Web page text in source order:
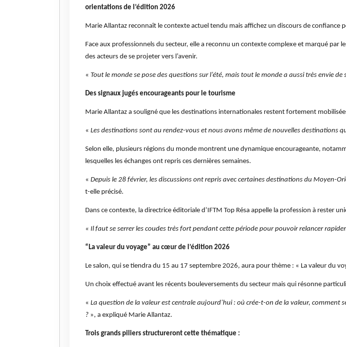
orientations de l’édition 2026
Marie Allantaz reconnaît le contexte actuel tendu mais affichez un discours de confiance
Face aux professionnels du secteur, elle a reconnu un contexte complexe et marqué par
des acteurs de se projeter vers l’avenir.
« Tout le monde se pose des questions sur l’été, mais tout le monde a aussi très envie
Des signaux jugés encourageants pour le tourisme
Marie Allantaz a souligné que les destinations internationales restent fortement
« Les destinations sont au rendez-vous et nous avons même de nouvelles destinations
Selon elle, plusieurs régions du monde montrent une dynamique encourageante,
lesquelles les échanges ont repris ces dernières semaines.
« Depuis le 28 février, les discussions ont repris avec certaines destinations du Moyen-
t-elle précisé.
Dans ce contexte, la directrice éditoriale d’IFTM Top Résa appelle la profession à rester
« Il faut se serrer les coudes très fort pendant cette période pour pouvoir relancer
“La valeur du voyage” au cœur de l’édition 2026
Le salon, qui se tiendra du 15 au 17 septembre 2026, aura pour thème : « La valeur du
Un choix effectué avant les récents bouleversements du secteur mais qui résonne
« La question de la valeur est centrale aujourd’hui : où crée-t-on de la valeur,
? », a expliqué Marie Allantaz.
Trois grands piliers structureront cette thématique :